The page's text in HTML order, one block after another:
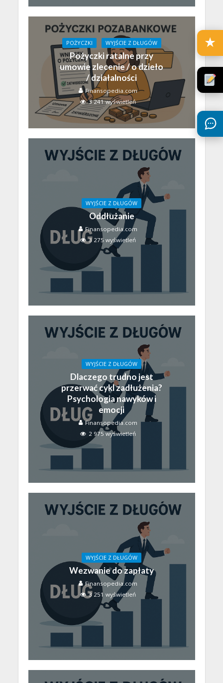
POŻYCZKI WYJŚCIE Z DŁUGÓW
Pożyczki ratalne przy
umowie zlecenie / o dzieło
/ działalności
Finansopedia.com
3 241 wyświetleń
WYJŚCIE Z DŁUGÓW
Oddłużanie
Finansopedia.com
3 275 wyświetleń
WYJŚCIE Z DŁUGÓW
Dlaczego trudno jest
przerwać cykl zadłużenia?
Psychologia nawyków i
emocji
Finansopedia.com
2 975 wyświetleń
WYJŚCIE Z DŁUGÓW
Wezwanie do zapłaty
Finansopedia.com
3 251 wyświetleń
★